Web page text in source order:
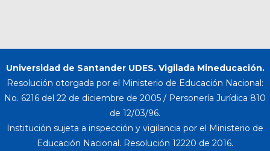
Universidad de Santander UDES. Vigilada Mineducación.
Resolución otorgada por el Ministerio de Educación Nacional:
No. 6216 del 22 de diciembre de 2005 / Personería Jurídica 810
de 12/03/96.
Institución sujeta a inspección y vigilancia por el Ministerio de
Educación Nacional. Resolución 12220 de 2016.